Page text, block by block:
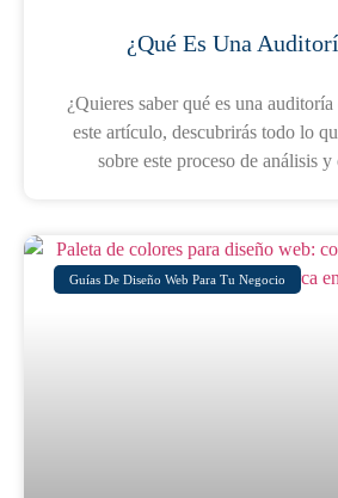
¿Qué Es Una
¿Quieres saber qué es una
este artículo, descubrirás todo lo
sobre este proceso de análisis
Guías De Diseño Web Para Tu Negocio